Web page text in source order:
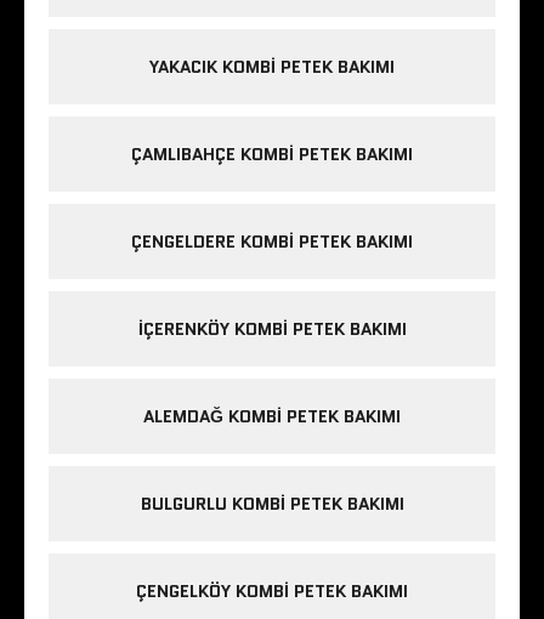
YAKACIK KOMBI PETEK BAKIMI
ÇAMLIBAHÇE KOMBI PETEK BAKIMI
ÇENGELDERE KOMBI PETEK BAKIMI
IÇERENKÖY KOMBI PETEK BAKIMI
ALEMDAĞ KOMBI PETEK BAKIMI
BULGURLU KOMBI PETEK BAKIMI
ÇENGELKÖY KOMBI PETEK BAKIMI